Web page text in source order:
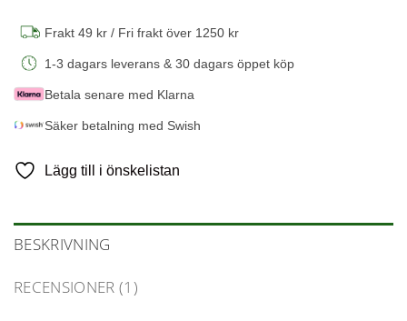
Frakt 49 kr / Fri frakt över 1250 kr
1-3 dagars leverans & 30 dagars öppet köp
Betala senare med Klarna
Säker betalning med Swish
Lägg till i önskelistan
BESKRIVNING
RECENSIONER (1)